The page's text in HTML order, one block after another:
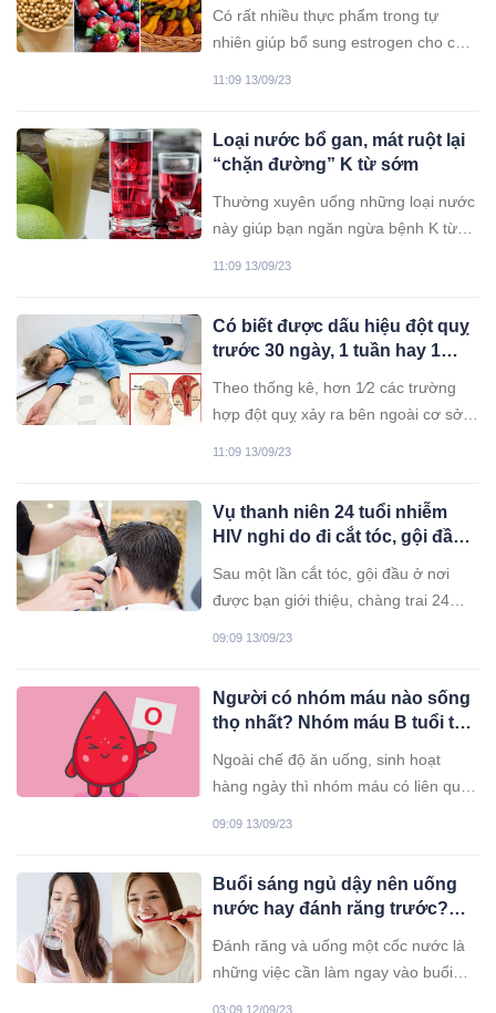
Có rất nhiều thực phẩm trong tự
nhiên giúp bổ sung estrogen cho cơ
11:09 13/09/23
Loại nước bổ gan, mát ruột lại
“chặn đường” K từ sớm
Thường xuyên uống những loại nước
này giúp bạn ngăn ngừa bệnh K từ
11:09 13/09/23
Có biết được dấu hiệu đột quỵ
trước 30 ngày, 1 tuần hay 1
khi gặp phải
Theo thống kê, hơn 1⁄2 các trường
hợp đột quỵ xảy ra bên ngoài cơ sở y
nặng nề đến sức khỏe người bệnh.
Vậy dấu hiệu báo trước đột quỵ là gì?
11:09 13/09/23
Vụ thanh niên 24 tuổi nhiễm
HIV nghi do đi cắt tóc, gội đầu
chuyên gia
Sau một lần cắt tóc, gội đầu ở nơi
được bạn giới thiệu, chàng trai 24
09:09 13/09/23
Người có nhóm máu nào sống
thọ nhất? Nhóm máu B tuổi thọ
“quốc dân” đứng vị trí đầu
Ngoài chế độ ăn uống, sinh hoạt
hàng ngày thì nhóm máu có liên quan
09:09 13/09/23
Buổi sáng ngủ dậy nên uống
nước hay đánh răng trước?
ngạc nhiên
Đánh răng và uống một cốc nước là
những việc cần làm ngay vào buổi
03:09 12/09/23